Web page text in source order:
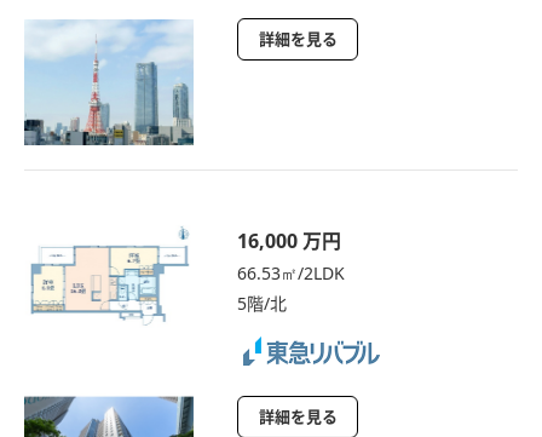
詳細を見る
16,000 万円
66.53㎡/2LDK
5階/北
詳細を見る